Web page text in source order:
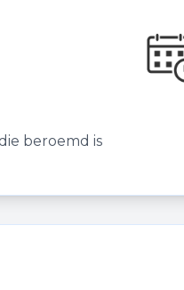
beroemd is